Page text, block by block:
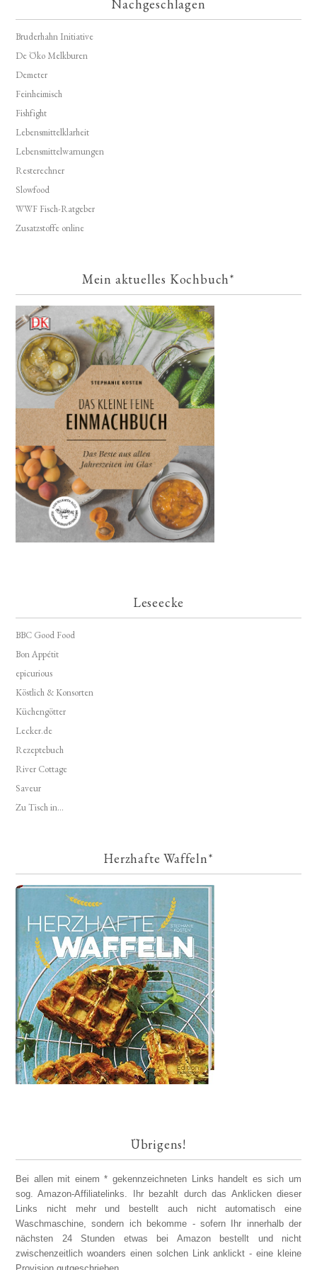
Nachgeschlagen
Bruderhahn Initiative
De Öko Melkburen
Demeter
Feinheimisch
Fishfight
Lebensmittelklarheit
Lebensmittelwarnungen
Resterechner
Slowfood
WWF Fisch-Ratgeber
Zusatzstoffe online
Mein aktuelles Kochbuch*
Leseecke
BBC Good Food
Bon Appétit
epicurious
Köstlich & Konsorten
Küchengötter
Lecker.de
Rezeptebuch
River Cottage
Saveur
Zu Tisch in...
Herzhafte Waffeln*
Übrigens!
Bei allen mit einem * gekennzeichneten Links handelt es sich um
sog. Amazon-Affiliatelinks. Ihr bezahlt durch das Anklicken dieser
Links nicht mehr und bestellt auch nicht automatisch eine
Waschmaschine, sondern ich bekomme - sofern Ihr innerhalb der
nächsten 24 Stunden etwas bei Amazon bestellt und nicht
zwischenzeitlich woanders einen solchen Link anklickt - eine kleine